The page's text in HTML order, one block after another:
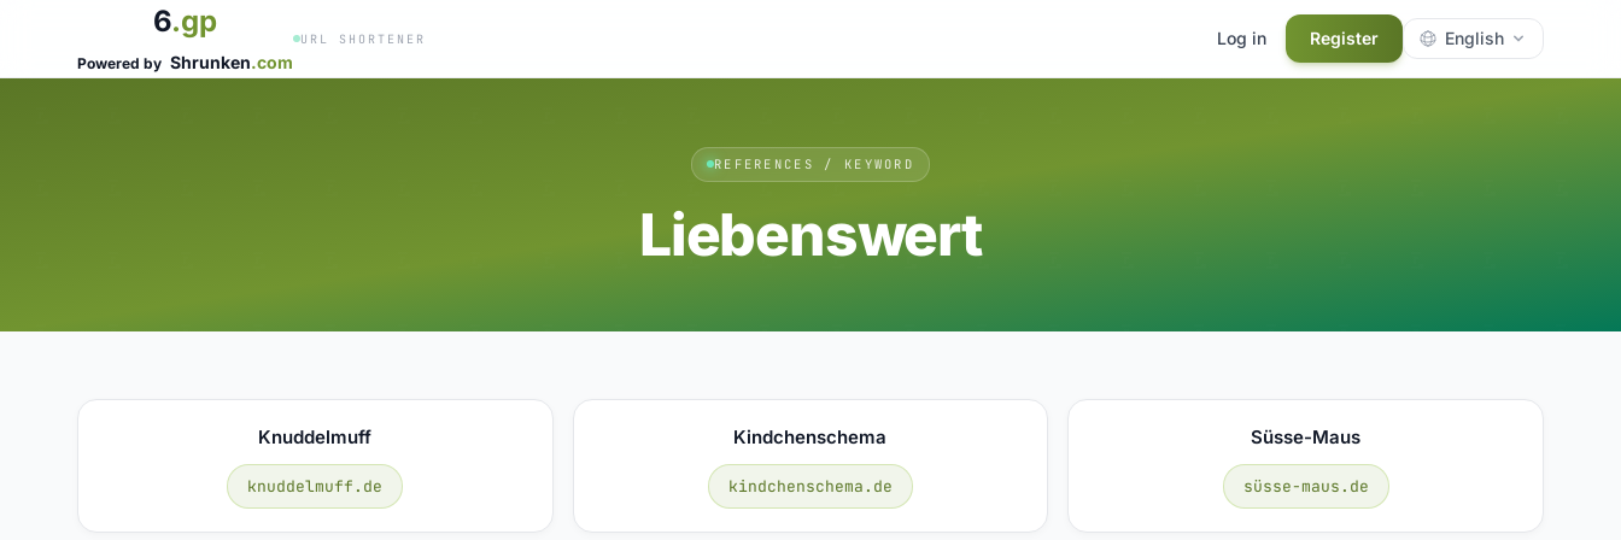
6.gp
Powered by Shrunken.com
URL SHORTENER Log in Register English
REFERENCES / KEYWORD
Liebenswert
Knuddelmuff
knuddelmuff.de
Kindchenschema
kindchenschema.de
Süsse-Maus
süsse-maus.de